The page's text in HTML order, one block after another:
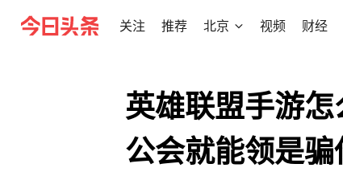
关注 推荐 北京 视频 财经
英雄联盟手游
公会就能领是骗